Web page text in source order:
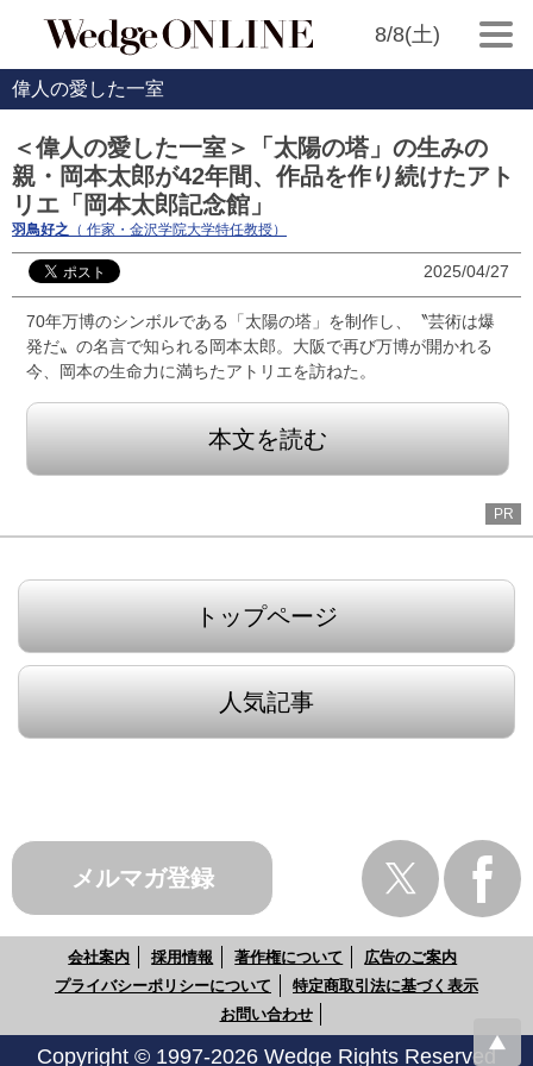
8/8(土)
偉人の愛した一室
＜偉人の愛した一室＞「太陽の塔」の生みの
親・岡本太郎が42年間、作品を作り続けたアト
リエ「岡本太郎記念館」
羽鳥好之 （ 作家・金沢学院大学特任教授）
2025/04/27
70年万博のシンボルである「太陽の塔」を制作し、〝芸術は爆
発だ〟の名言で知られる岡本太郎。大阪で再び万博が開かれる
今、岡本の生命力に満ちたアトリエを訪ねた。
本文を読む
PR
トップページ
人気記事
メルマガ登録
会社案内 採用情報 著作権について
広告のご案内
プライバシーポリシーについて
特定商取引法に基づく表示
お問い合わせ
Copyright © 1997-2026 Wedge Rights Reserved